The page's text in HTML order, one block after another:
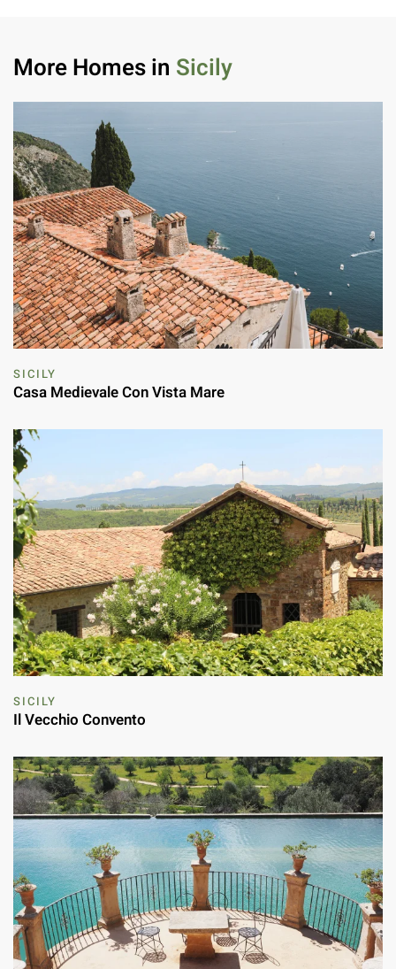
More Homes in Sicily
SICILY
Casa Medievale Con Vista Mare
SICILY
Il Vecchio Convento